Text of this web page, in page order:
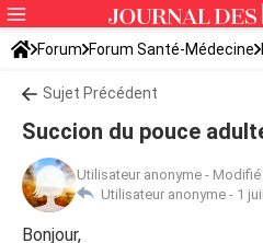
Forum Forum Santé-Médecine
Sujet Précédent
Succion du pouce
Utilisateur anonyme - Modifié
Utilisateur anonyme - 1
Bonjour,